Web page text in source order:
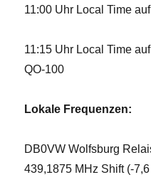
11:00 Uhr Local Time
11:15 Uhr Local Time
QO-100
Lokale Frequenzen:
DB0VW Wolfsburg
439,1875 MHz Shift (-